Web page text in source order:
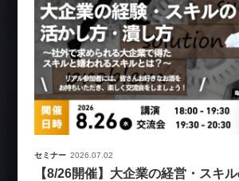
セミナー 2026.07.02
【8/26開催】大企業の経営・スキ